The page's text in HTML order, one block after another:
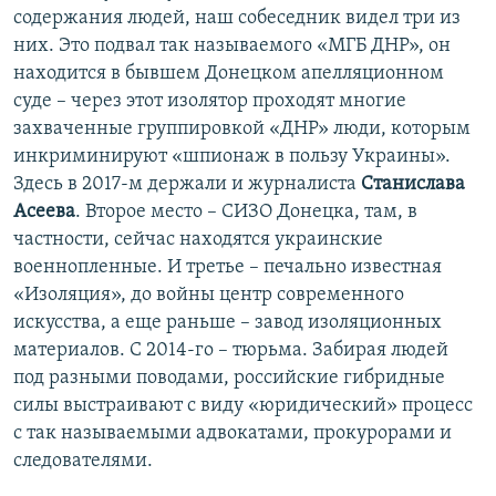
содержания людей, наш собеседник видел три из
них. Это подвал так называемого «МГБ ДНР», он
находится в бывшем Донецком апелляционном
суде – через этот изолятор проходят многие
захваченные группировкой «ДНР» люди, которым
инкриминируют «шпионаж в пользу Украины».
Здесь в 2017-м держали и журналиста Станислава
Асеева. Второе место – СИЗО Донецка, там, в
частности, сейчас находятся украинские
военнопленные. И третье – печально известная
«Изоляция», до войны центр современного
искусства, а еще раньше –​ завод изоляционных
материалов. С 2014-го – тюрьма. Забирая людей
под разными поводами, российские гибридные
силы выстраивают с виду «юридический» процесс
с так называемыми адвокатами, прокурорами и
следователями.